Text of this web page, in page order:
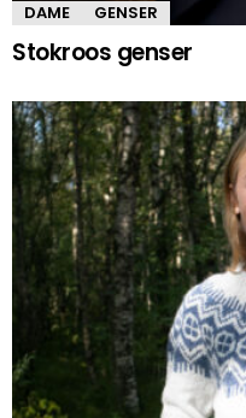
DAME GENSER
Stokroos genser